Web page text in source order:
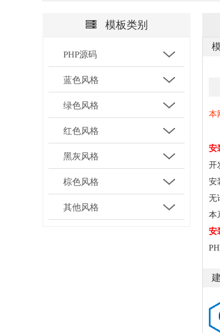
模板类别
PHP源码
蓝色风格
绿色风格
红色风格
黑灰风格
棕色风格
其他风格
本
安
开
安
无
本
安